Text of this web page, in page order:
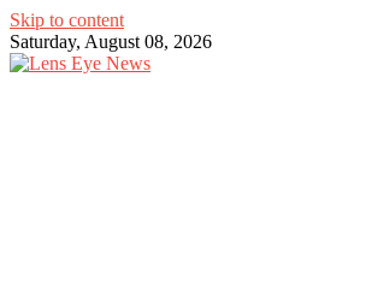
Skip to content
Saturday, August 08, 2026